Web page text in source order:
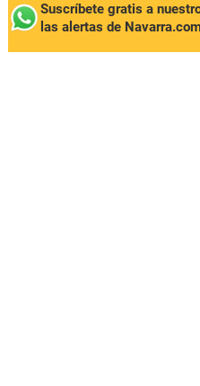
Suscríbete gratis a
las alertas de